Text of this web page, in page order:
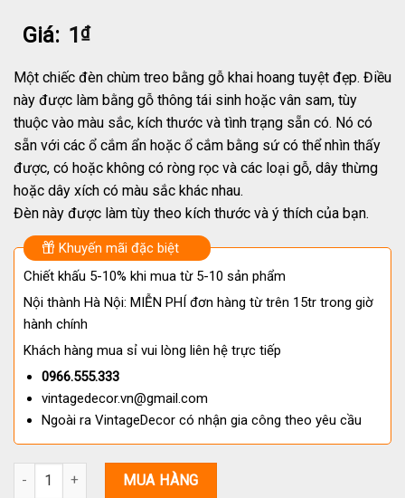
Giá: 1₫
Một chiếc đèn chùm treo bằng gỗ khai hoang tuyệt đẹp. Điều
này được làm bằng gỗ thông tái sinh hoặc vân sam, tùy
thuộc vào màu sắc, kích thước và tình trạng sẵn có. Nó có
sẵn với các ổ cắm ẩn hoặc ổ cắm bằng sứ có thể nhìn thấy
được, có hoặc không có ròng rọc và các loại gỗ, dây thừng
hoặc dây xích có màu sắc khác nhau.
Đèn này được làm tùy theo kích thước và ý thích của bạn.
Khuyến mãi đặc biệt
Chiết khấu 5-10% khi mua từ 5-10 sản phẩm
Nội thành Hà Nội: MIỄN PHÍ đơn hàng từ trên 15tr trong giờ
hành chính
Khách hàng mua sỉ vui lòng liên hệ trực tiếp
0966.555.333
vintagedecor.vn@gmail.com
Ngoài ra VintageDecor có nhận gia công theo yêu cầu
Đèn chùm treo bằng gỗ TT 113 số lượng
MUA HÀNG